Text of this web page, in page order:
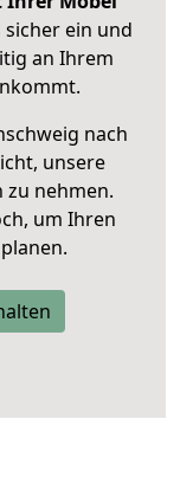
sicher ein und
an Ihrem
nach
unsere
zu nehmen.
um Ihren